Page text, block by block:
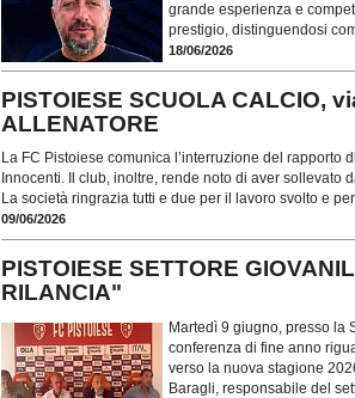
grande esperienza e
prestigio, distinguendosi
18/06/2026
PISTOIESE SCUOLA CALCIO,
ALLENATORE
La FC Pistoiese comunica l’interruzione del
Innocenti. Il club, inoltre, rende noto di aver
La società ringrazia tutti e due per il lavoro svolto e
09/06/2026
PISTOIESE SETTORE
RILANCIA"
Martedì 9 giugno, presso la
conferenza di fine anno
verso la nuova stagione
Baragli, responsabile del